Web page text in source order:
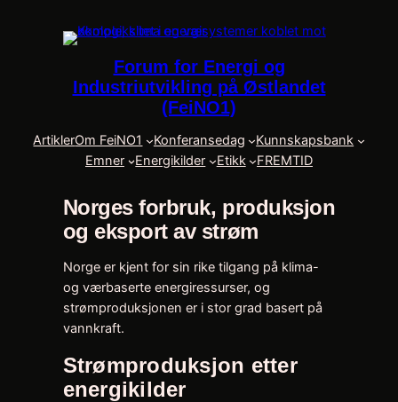
Forum for Energi og
Industriutvikling på Østlandet
(FeiNO1)
ArtiklerOm FeiNO1 Konferansedag
Kunnskapsbank
Emner
Energikilder Etikk FREMTID
Norges forbruk, produksjon
og eksport av strøm
Norge er kjent for sin rike tilgang på klima-
og værbaserte energiressurser, og
strømproduksjonen er i stor grad basert på
vannkraft.
Strømproduksjon etter
energikilder